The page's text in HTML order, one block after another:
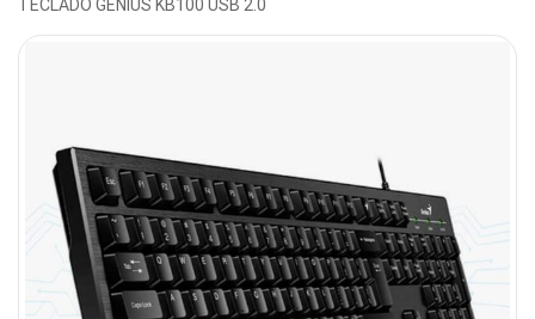
TECLADO GENIUS KB100 USB 2.0